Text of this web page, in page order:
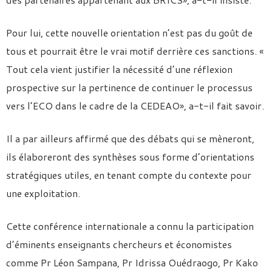
Pour lui, cette nouvelle orientation n’est pas du goût de
tous et pourrait être le vrai motif derrière ces sanctions. «
Tout cela vient justifier la nécessité d’une réflexion
prospective sur la pertinence de continuer le processus
vers l’ECO dans le cadre de la CEDEAO», a-t-il fait savoir.
Il a par ailleurs affirmé que des débats qui se mèneront,
ils élaboreront des synthèses sous forme d’orientations
stratégiques utiles, en tenant compte du contexte pour
une exploitation.
Cette conférence internationale a connu la participation
d’éminents enseignants chercheurs et économistes
comme Pr Léon Sampana, Pr Idrissa Ouédraogo, Pr Kako